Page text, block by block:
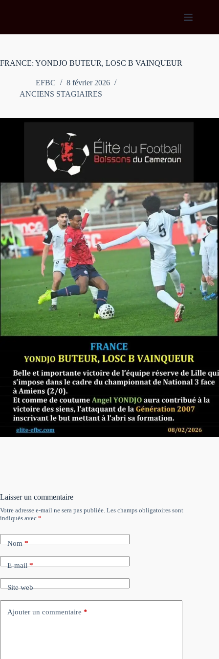
FRANCE: YONDJO BUTEUR, LOSC B VAINQUEUR
EFBC
8 février 2026
ANCIENS STAGIAIRES
Laisser un commentaire
Votre adresse e-mail ne sera pas publiée. Les champs obligatoires sont
indiqués avec *
Nom*
E-mail*
Site web
Ajouter un commentaire *